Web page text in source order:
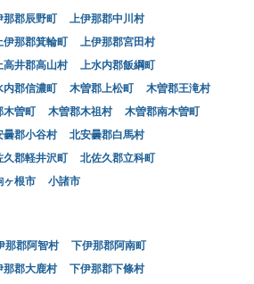
那郡辰野町
上伊那郡中川村
伊那郡箕輪町
上伊那郡宮田村
高井郡高山村
上水内郡飯綱町
内郡信濃町 木曽郡上松町
木曽郡王滝村
木曽町 木曽郡木祖村
木曽郡南木曽町
曇郡小谷村
北安曇郡白馬村
久郡軽井沢町
北佐久郡立科町
ヶ根市 小諸市
那郡阿智村
下伊那郡阿南町
那郡大鹿村
下伊那郡下條村